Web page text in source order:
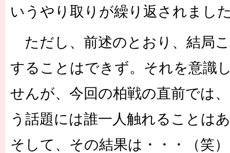
いうやり取りが繰り返されまし
ただし、前述のとおり、結局
することはできず。それを意識
せんが、今回の柏戦の直前では
う話題には誰一人触れることは
そして、その結果は・・・（笑）